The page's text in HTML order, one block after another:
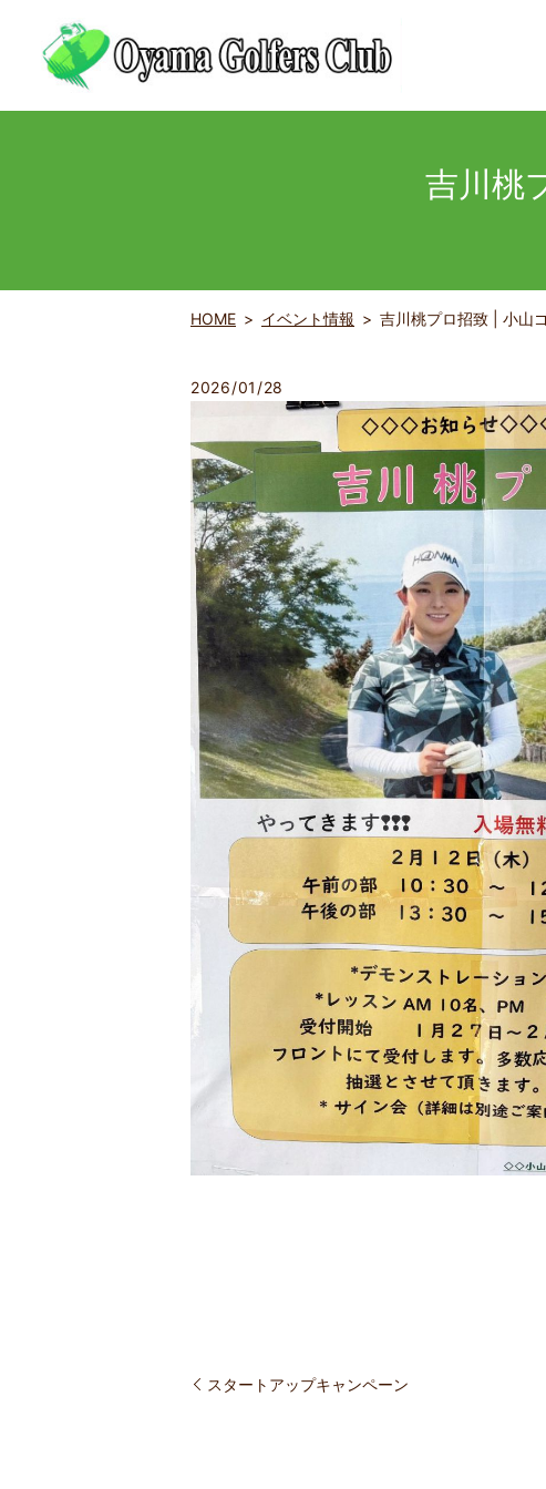
吉川桃
HOME イベント情報 吉川桃プロ招致 | 小山
2026/01/28
スタートアップキャンペーン